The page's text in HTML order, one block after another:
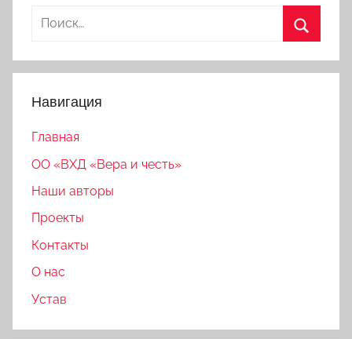
Найти:
Навигация
Главная
ОО «ВХД «Вера и честь»
Наши авторы
Проекты
Контакты
О нас
Устав